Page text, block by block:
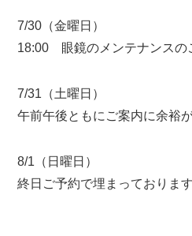
7/30（金曜日）
18:00 眼鏡のメンテナンスの
7/31（土曜日）
午前午後ともにご案内に余裕
8/1（日曜日）
終日ご予約で埋まっております